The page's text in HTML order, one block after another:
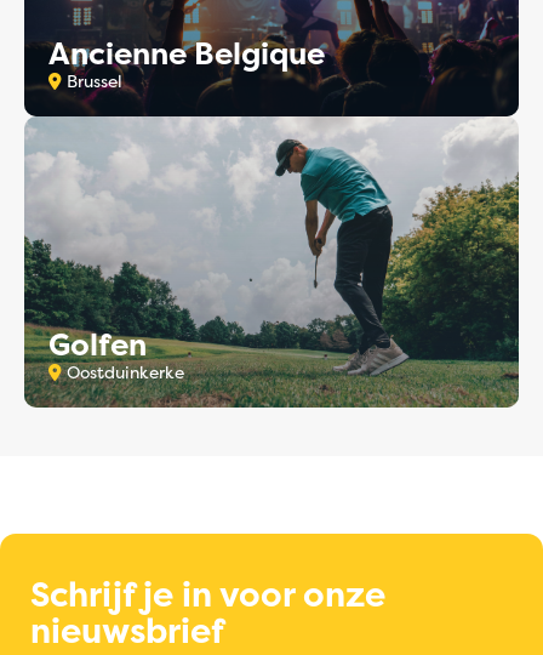
Ancienne Belgique
Brussel
Golfen
Oostduinkerke
Schrijf je in voor onze
nieuwsbrief